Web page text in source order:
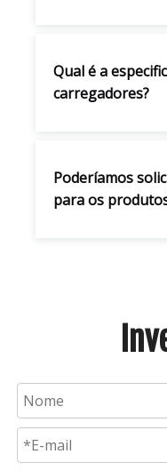
Qual é a
carregadores?
Poderíamos
para os